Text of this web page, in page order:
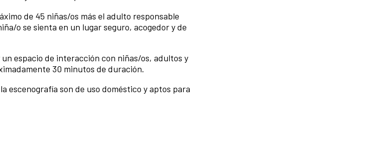
de 45 niñas/os más el adulto responsable
o se sienta en un lugar seguro, acogedor y de
espacio de interacción con niñas/os, adultos y
30 minutos de duración.
escenografía son de uso doméstico y aptos para